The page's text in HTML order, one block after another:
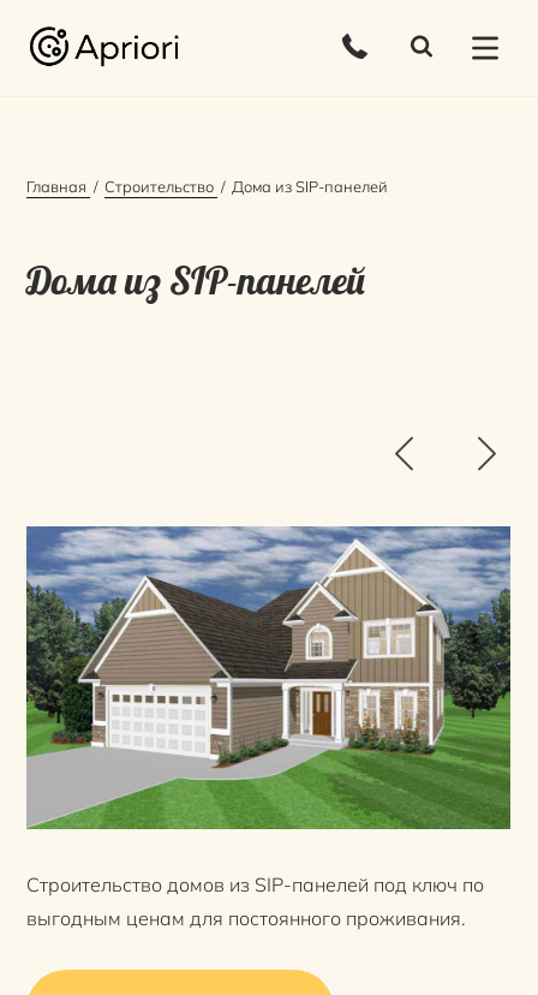
Главная Строительство Дома из SIP-панелей
Дома из SIP-панелей
Строительство домов из SIP-панелей под ключ по
выгодным ценам для постоянного проживания.